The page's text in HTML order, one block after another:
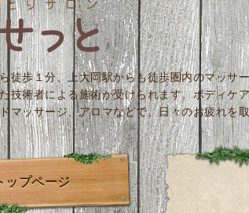
徒歩１分、上大岡駅からも徒歩圏内のマッサ
技術者による施術が受けられます。ボディケ
マッサージ、アロマなどで、日々のお疲れを
ップページ